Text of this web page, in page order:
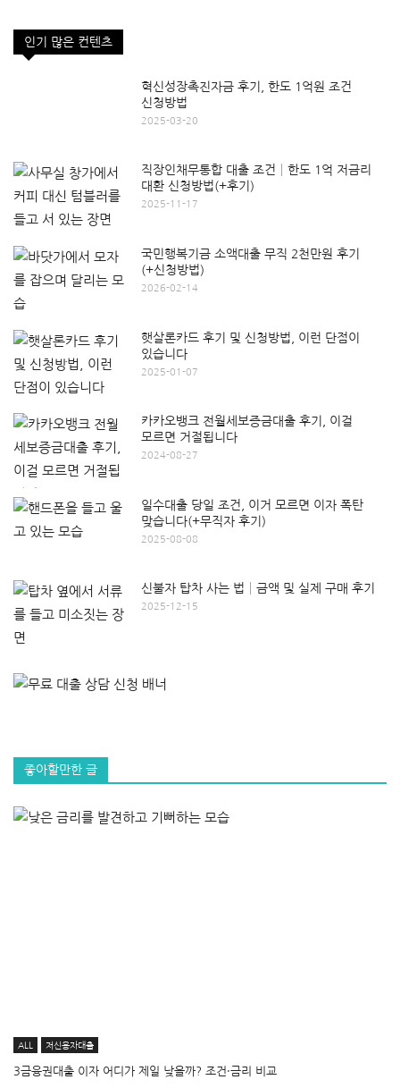
인기 많은 컨텐츠
혁신성장촉진자금 후기, 한도 1억원 조건
신청방법
2025-03-20
직장인채무통합 대출 조건│한도 1억 저금리
대환 신청방법(+후기)
2025-11-17
국민행복기금 소액대출 무직 2천만원 후기
(+신청방법)
2026-02-14
햇살론카드 후기 및 신청방법, 이런 단점이
있습니다
2025-01-07
카카오뱅크 전월세보증금대출 후기, 이걸
모르면 거절됩니다
2024-08-27
일수대출 당일 조건, 이거 모르면 이자 폭탄
맞습니다(+무직자 후기)
2025-08-08
신불자 탑차 사는 법│금액 및 실제 구매 후기
2025-12-15
좋아할만한 글
ALL 저신용자대출
3금융권대출 이자 어디가 제일 낮을까? 조건·금리 비교